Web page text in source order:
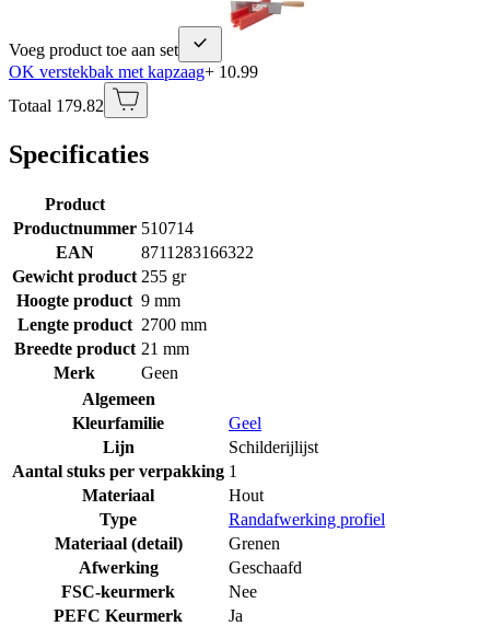
Voeg product toe aan set
OK verstekbak met kapzaag+ 10.99
Totaal 179.82
Specificaties
Product
Productnummer 510714
EAN
8711283166322
Gewicht product 255 gr
Hoogte product 9 mm
Lengte product 2700 mm
Breedte product 21 mm
Merk
Geen
Algemeen
Kleurfamilie
Geel
Lijn
Schilderijlijst
Aantal stuks per verpakking 1
Materiaal
Hout
Type
Randafwerking profiel
Materiaal (detail)
Grenen
Afwerking
Geschaafd
FSC-keurmerk
Nee
PEFC Keurmerk
Ja